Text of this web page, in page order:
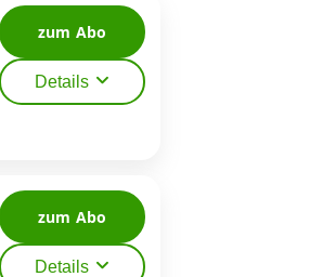
zum Abo
Details
zum Abo
Details